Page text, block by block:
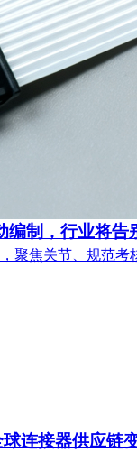
编制，行业将告
聚焦关节、规范
连接器供应链